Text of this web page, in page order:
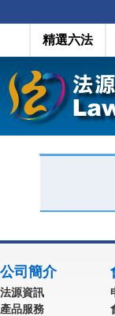
精選六法
公司簡介
法源資訊
產品服務